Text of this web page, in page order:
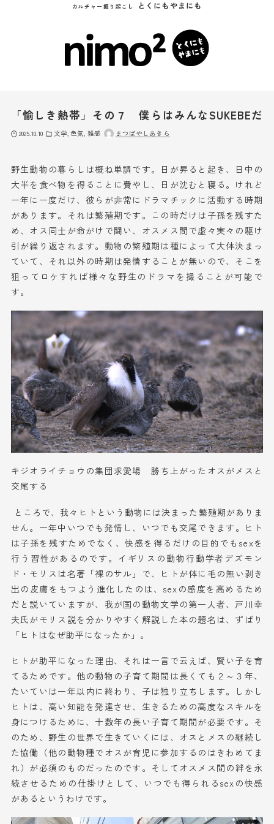
カルチャー掘り起こし とくにもやまにも
「愉しき熱帯」その７ 僕らはみんなSUKEBEだ
2025.10.10 文学 色気 雑感 まつばやしあきら
野生動物の暮らしは概ね単調です。 日が昇ると 起き、 日中 の
大半を食べ物を得ることに費やし、
日が沈むと 寝る。けれど
一年に一度だけ、彼らが非常にドラマチックに活動する時期
があります。それは繁殖期です。この時だけは子孫を残すた
め、 オス同士が命がけで闘い、 オスメス 間で虚々実々の駆け
引 が繰り返され ます。 動物の繁殖期は種によって大体決まっ
ていて、それ以外の時期は発情することが無いので、そこを
狙って ロケすれば様々な 野生の ドラマを撮ることが可能で
す。
キジオライチョウの集団求愛場 勝ち上がったオスがメスと
交尾する
ところ で、 我々 ヒトという動物 に は決まった繁殖期がありま
せん。一年中いつでも発情し、いつでも交尾 でき ます。ヒト
は子孫を残すためでなく 、快感を得る だけの 目的で も sexを
行う 習性がある の です。イギリスの動物行動学者デズモン
ド・モリスは名著「裸のサル」で、
ヒトが体に毛の無 い剥き
出の皮膚をもつよう 進化したのは、 sexの感度を高めるため
だと説いていますが、我が国の動物文学の第一人者、戸川幸
夫氏がモリス説を 分かりやすく 解説した本の題名 は、ずばり
「 ヒトはなぜ助平になったか」 。
ヒトが助平になった理由、それは一言で云えば、賢い子を育
てるため です 。他の動物 の子育て期間は長く て も ２～３年、
たいていは一年以内に 終わり、子は独り立ちします。しかし
ヒト は、高い知能を発達させ、生きるための高度なスキルを
身につける ため に、十数年の長い子育て期間が必要です。そ
のため 、野生の世界で生きていくには 、 オス と メス の継続し
た協働 （他の 動物種でオスが育児に参加する の はきわめてま
れ） が必須のものだったのです。 そして オスメス 間の絆を永
続させるための仕掛けとして、 いつでも得られる sexの快感
がある というわけ です。